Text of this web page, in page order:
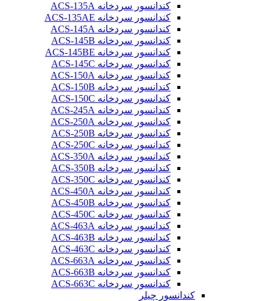
کندانسور سردخانه ACS-135A
کندانسور سردخانه ACS-135AE
کندانسور سردخانه ACS-145A
کندانسور سردخانه ACS-145B
کندانسور سردخانه ACS-145BE
کندانسور سردخانه ACS-145C
کندانسور سردخانه ACS-150A
کندانسور سردخانه ACS-150B
کندانسور سردخانه ACS-150C
کندانسور سردخانه ACS-245A
کندانسور سردخانه ACS-250A
کندانسور سردخانه ACS-250B
کندانسور سردخانه ACS-250C
کندانسور سردخانه ACS-350A
کندانسور سردخانه ACS-350B
کندانسور سردخانه ACS-350C
کندانسور سردخانه ACS-450A
کندانسور سردخانه ACS-450B
کندانسور سردخانه ACS-450C
کندانسور سردخانه ACS-463A
کندانسور سردخانه ACS-463B
کندانسور سردخانه ACS-463C
کندانسور سردخانه ACS-663A
کندانسور سردخانه ACS-663B
کندانسور سردخانه ACS-663C
کندانسور چیلر